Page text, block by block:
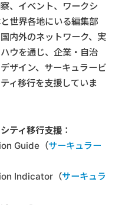
、イベント、ワークシ
世界各地にいる編集部
内外のネットワーク、実
ウを通じ、企業・自治
ザイン、サーキュラービ
ィ移行を支援していま
ティ移行支援 ：
Guide（サーキュラー
Indicator（サーキュラ